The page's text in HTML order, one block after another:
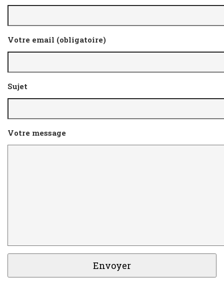
Votre email (obligatoire)
Sujet
Votre message